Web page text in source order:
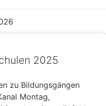
2025
zu Bildungsgängen
Montag,